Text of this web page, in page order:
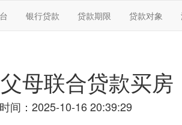
银行贷款 贷款期限 贷款对象
母联合贷款买房
间：2025-10-16 20:39:29